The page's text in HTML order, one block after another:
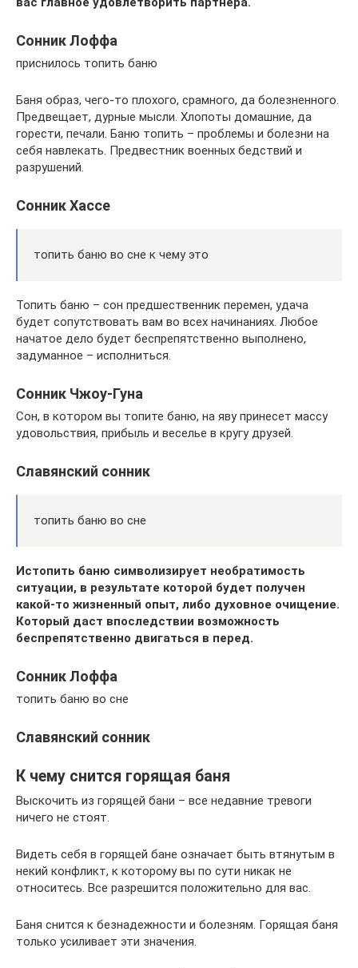
Сонник Лоффа
приснилось топить баню
Баня образ, чего-то плохого, срамного, да болезненного.
Предвещает, дурные мысли. Хлопоты домашние, да
горести, печали. Баню топить – проблемы и болезни на
себя навлекать. Предвестник военных бедствий и
разрушений.
Сонник Хассе
топить баню во сне к чему это
Топить баню – сон предшественник перемен, удача
будет сопутствовать вам во всех начинаниях. Любое
начатое дело будет беспрепятственно выполнено,
задуманное – исполниться.
Сонник Чжоу-Гуна
Сон, в котором вы топите баню, на яву принесет массу
удовольствия, прибыль и веселье в кругу друзей.
Славянский сонник
топить баню во сне
Истопить баню символизирует необратимость
ситуации, в результате которой будет получен
какой-то жизненный опыт, либо духовное очищение.
Который даст впоследствии возможность
беспрепятственно двигаться в перед.
Сонник Лоффа
топить баню во сне
Славянский сонник
К чему снится горящая баня
Выскочить из горящей бани – все недавние тревоги
ничего не стоят.
Видеть себя в горящей бане означает быть втянутым в
некий конфликт, к которому вы по сути никак не
относитесь. Все разрешится положительно для вас.
Баня снится к безнадежности и болезням. Горящая баня
только усиливает эти значения.